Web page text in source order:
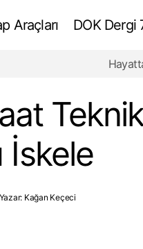
Araçları DOK Dergi
İskele
Yazar: Kağan Keçeci